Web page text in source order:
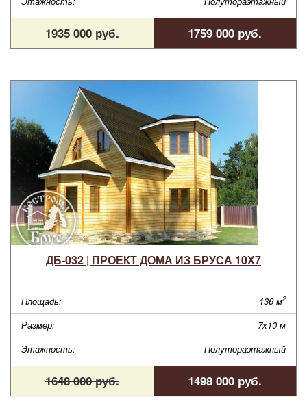
1935 000 руб. 1759 000 руб.
ДБ-032 | ПРОЕКТ ДОМА ИЗ БРУСА 10Х7
Площадь: 136 м2
Размер:
7х10 м
Этажность:
Полутораэтажный
1648 000 руб. 1498 000 руб.